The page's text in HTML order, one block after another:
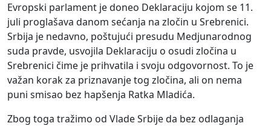
Evropski parlament je doneo Deklaraciju kojom se 11.
juli proglašava danom sećanja na zločin u Srebrenici.
Srbija je nedavno, poštujući presudu Medjunarodnog
suda pravde, usvojila Deklaraciju o osudi zločina u
Srebrenici čime je prihvatila i svoju odgovornost. To je
važan korak za priznavanje tog zločina, ali on nema
puni smisao bez hapšenja Ratka Mladića.
Zbog toga tražimo od Vlade Srbije da bez odlaganja